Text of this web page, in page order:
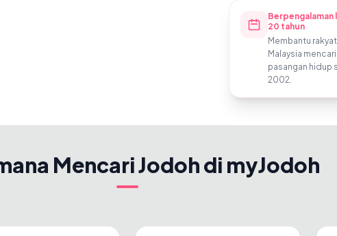
Berpengalaman
20 tahun
Membantu rakyat
Malaysia mencari
pasangan hidup
2002.
Mencari Jodoh di myJodoh